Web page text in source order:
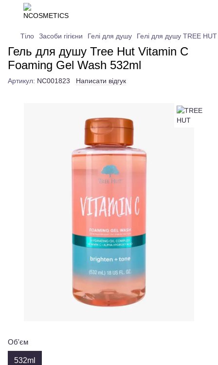
Тіло Засоби гігієни Гелі для душу Гелі для душу TREE HUT
Гель для душу Tree Hut Vitamin C
Foaming Gel Wash 532ml
Артикул: NC001823 Написати відгук
Об'єм
532ml